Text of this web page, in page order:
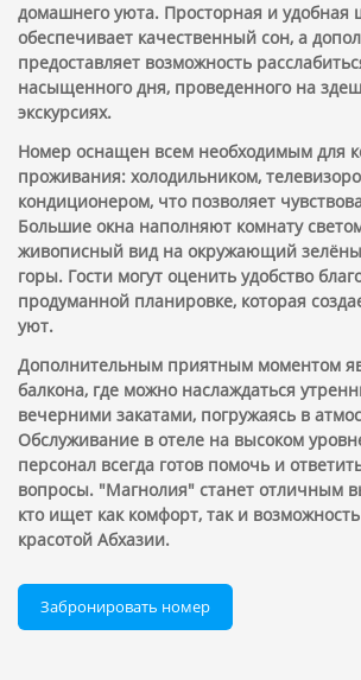
домашнего уюта. Просторная и удобная
обеспечивает качественный сон, а
предоставляет возможность
насыщенного дня, проведенного на
экскурсиях.
Номер оснащен всем необходимым для
проживания: холодильником,
кондиционером, что позволяет
Большие окна наполняют комнату
живописный вид на окружающий
горы. Гости могут оценить удобство
продуманной планировке, которая
уют.
Дополнительным приятным моментом
балкона, где можно наслаждаться
вечерними закатами, погружаясь в
Обслуживание в отеле на высоком
персонал всегда готов помочь и
вопросы. "Магнолия" станет отличным
кто ищет как комфорт, так и
красотой Абхазии.
Забронировать номер